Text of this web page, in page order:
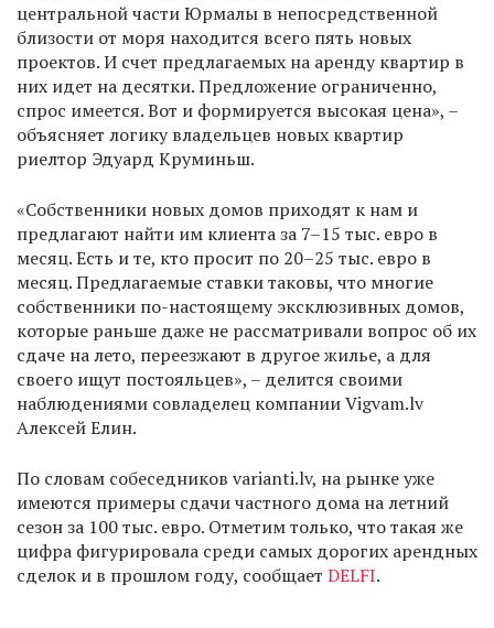
центральной части Юрмалы в непосредственной
близости от моря находится всего пять новых
проектов. И счет предлагаемых на аренду квартир в
них идет на десятки. Предложение ограниченно,
спрос имеется. Вот и формируется высокая цена», –
объясняет логику владельцев новых квартир
риелтор Эдуард Круминьш.
«Собственники новых домов приходят к нам и
предлагают найти им клиента за 7–15 тыс. евро в
месяц. Есть и те, кто просит по 20–25 тыс. евро в
месяц. Предлагаемые ставки таковы, что многие
собственники по-настоящему эксклюзивных домов,
которые раньше даже не рассматривали вопрос об их
сдаче на лето, переезжают в другое жилье, а для
своего ищут постояльцев», – делится своими
наблюдениями совладелец компании Vigvam.lv
Алексей Елин.
По словам собеседников varianti.lv, на рынке уже
имеются примеры сдачи частного дома на летний
сезон за 100 тыс. евро. Отметим только, что такая же
цифра фигурировала среди самых дорогих арендных
сделок и в прошлом году, сообщает DELFI.